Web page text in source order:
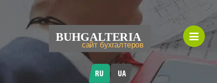
RU UA